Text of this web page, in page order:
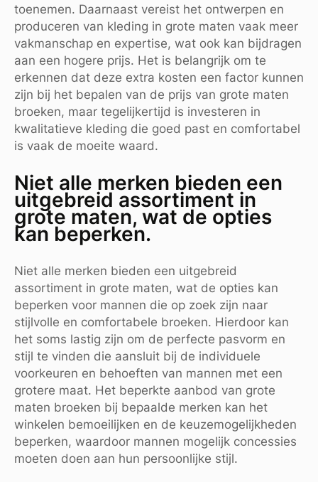
toenemen. Daarnaast vereist het ontwerpen en
produceren van kleding in grote maten vaak meer
vakmanschap en expertise, wat ook kan bijdragen
aan een hogere prijs. Het is belangrijk om te
erkennen dat deze extra kosten een factor kunnen
zijn bij het bepalen van de prijs van grote maten
broeken, maar tegelijkertijd is investeren in
kwalitatieve kleding die goed past en comfortabel
is vaak de moeite waard.
Niet alle merken bieden een
uitgebreid assortiment in
grote maten, wat de opties
kan beperken.
Niet alle merken bieden een uitgebreid
assortiment in grote maten, wat de opties kan
beperken voor mannen die op zoek zijn naar
stijlvolle en comfortabele broeken. Hierdoor kan
het soms lastig zijn om de perfecte pasvorm en
stijl te vinden die aansluit bij de individuele
voorkeuren en behoeften van mannen met een
grotere maat. Het beperkte aanbod van grote
maten broeken bij bepaalde merken kan het
winkelen bemoeilijken en de keuzemogelijkheden
beperken, waardoor mannen mogelijk concessies
moeten doen aan hun persoonlijke stijl.